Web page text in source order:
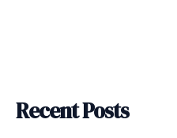
Recent Posts